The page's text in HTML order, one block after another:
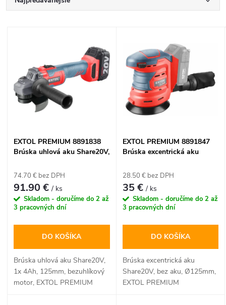
e
n
e
p
o
d
u
p
s
o
u
k
EXTOL PREMIUM 8891838
Brúska uhlová aku Share20V,
motor
74.70 € bez DPH
91.90 €/ ks
Skladom - doručíme do 2 až
3 pracovných dní
DO KOŠÍKA
Brúska uhlová aku Share20V,
1x 4Ah, 125mm, bezuhlíkový
motor, EXTOL PREMIUM
EXTOL PREMIUM 8891847
Brúska excentrická aku
28.50 € bez DPH
35 €/ ks
Skladom - doručíme do 2 až
3 pracovných dní
DO KOŠÍKA
Brúska excentrická aku
Share20V, bez aku, Ø125mm,
EXTOL PREMIUM